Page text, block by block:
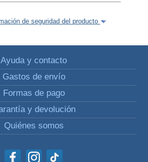
de seguridad del producto
Ayuda y contacto
Gastos de envío
Formas de pago
y devolución
Quiénes somos